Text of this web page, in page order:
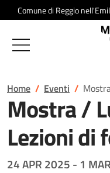
Salta al contenuto
Comune di Reggio
Home Eventi
Mostra /
Lezioni di
24 APR 2025 - 1